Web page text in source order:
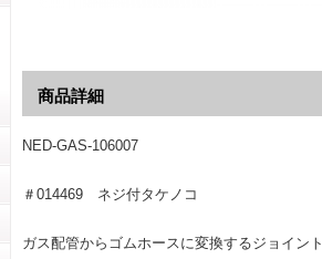
商品詳細
NED-GAS-106007
＃014469 ネジ付タケノコ
ガス配管からゴムホースに変換するジョイント